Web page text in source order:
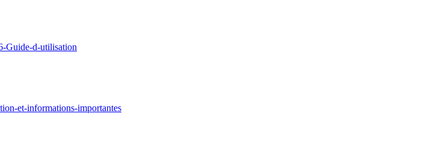
Guide-d-utilisation
et-informations-importantes